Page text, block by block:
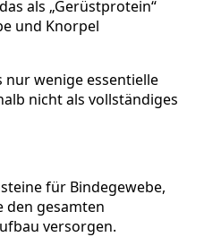
als „Gerüstprotein“
und Knorpel
wenige essentielle
nicht als vollständiges
für Bindegewebe,
gesamten
versorgen.